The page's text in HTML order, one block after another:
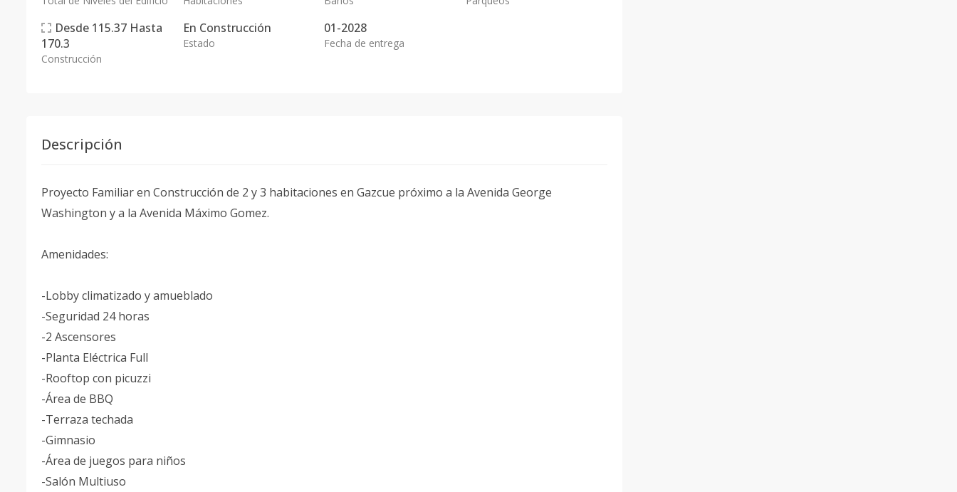
Desde 115.37 Hasta
170.3
Construcción
En Construcción
Estado
01-2028
Fecha de entrega
Descripción
Proyecto Familiar en Construcción de 2 y 3 habitaciones en Gazcue próximo a la Avenida George
Washington y a la Avenida Máximo Gomez.
Amenidades:
-Lobby climatizado y amueblado
-Seguridad 24 horas
-2 Ascensores
-Planta Eléctrica Full
-Rooftop con picuzzi
-Área de BBQ
-Terraza techada
-Gimnasio
-Área de juegos para niños
-Salón Multiuso